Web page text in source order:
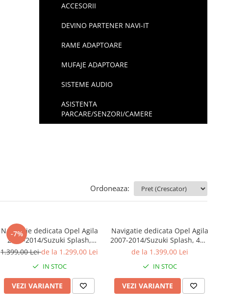
ACCESORII
DEVINO PARTENER NAVI-IT
RAME ADAPTOARE
MUFAJE ADAPTOARE
SISTEME AUDIO
ASISTENTA
PARCARE/SENZORI/CAMERE
Ordoneaza:
-7%
Navigatie dedicata Opel Agila
2007-2014/Suzuki Splash,
DUDU3, 4GB RAM 64GB ROM,
Android, Display QLED 9",
DSP, Carplay&AndroidAuto
1.399,00 Leide la 1.299,00 Lei
IN STOC
VEZI VARIANTE
Navigatie dedicata Opel Agila
2007-2014/Suzuki Splash, 4GB
RAM 32GB ROM, Octacore,
DSP, Carplay&Android Auto,
SIM 4G, Bluetooth, Ventilator
de la 1.399,00 Lei
IN STOC
VEZI VARIANTE